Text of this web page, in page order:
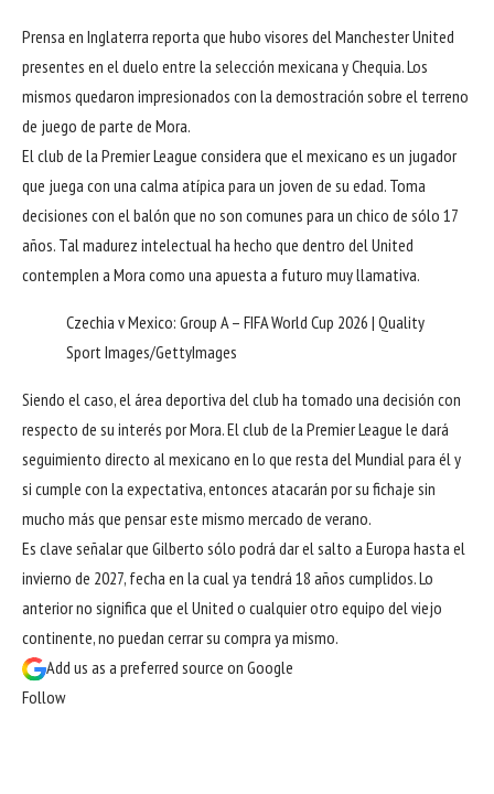
Prensa en Inglaterra reporta que hubo visores delManchester United
presentes en el duelo entre la selección mexicana y Chequia. Los
mismos quedaron impresionados con la demostración sobre el terreno
de juego de parte de Mora.
El club de la Premier League considera que el mexicano es un jugador
que juega con una calma atípica para un joven de su edad. Toma
decisiones con el balón que no son comunes para un chico de sólo 17
años. Tal madurez intelectual ha hecho que dentro del United
contemplen a Mora como una apuesta a futuro muy llamativa.
Czechia v Mexico: Group A – FIFA World Cup 2026 | Quality
Sport Images/GettyImages
Siendo el caso, el área deportiva del club ha tomado una decisión con
respecto de su interés por Mora. El club de la Premier League le dará
seguimiento directo al mexicano en lo que resta del Mundial para él y
si cumple con la expectativa, entonces atacarán por su fichaje sin
mucho más que pensar este mismo mercado de verano.
Es clave señalar que Gilberto sólo podrá dar el salto a Europa hasta el
invierno de 2027, fecha en la cual ya tendrá 18 años cumplidos. Lo
anterior no significa que el United o cualquier otro equipo del viejo
continente, no puedan cerrar su compra ya mismo.
Add us as a preferred source on Google
Follow